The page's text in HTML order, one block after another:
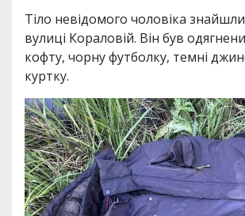
Тіло невідомого чоловіка
вулиці Кораловій. Він був
кофту, чорну футболку, темні
куртку.